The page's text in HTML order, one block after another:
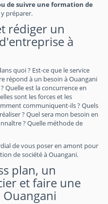
de suivre une formation de
préparer.
rédiger un
à
quoi ? Est-ce que le service
répond à un besoin à Ouangani
Quelle est la concurrence en
sont les forces et les
communiquent-ils ? Quels
? Quel sera mon besoin en
? Quelle méthode de
de vous poser en amont pour
de société à Ouangani.
plan, un
et faire une